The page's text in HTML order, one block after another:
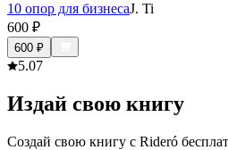
10 опор для бизнесаJ. Ti
600 ₽
600 ₽
5.07
Издай свою книгу
Создай свою книгу с Rideró